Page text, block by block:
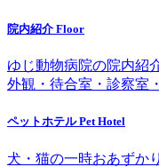
院内紹介 Floor
ゆじ動物病院の院内紹
外観・待合室・診察室
ペットホテルPet Hotel
犬・猫の一時おあずか